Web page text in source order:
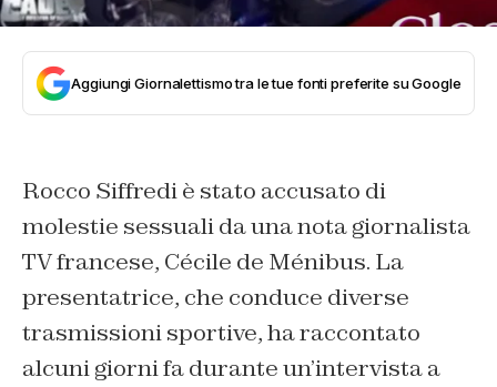
Aggiungi Giornalettismo tra le tue fonti preferite su Google
Rocco Siffredi è stato accusato di
molestie sessuali da una nota giornalista
TV francese, Cécile de Ménibus. La
presentatrice, che conduce diverse
trasmissioni sportive, ha raccontato
alcuni giorni fa durante un’intervista a